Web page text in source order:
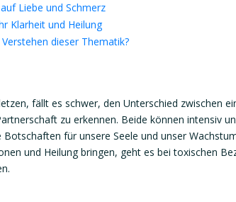
Liebe und Schmerz
Klarheit und Heilung
dieser Thematik?
fällt es schwer, den Unterschied zwischen
zu erkennen. Beide können intensiv
für unsere Seele und unser
und Heilung bringen, geht es bei toxischen